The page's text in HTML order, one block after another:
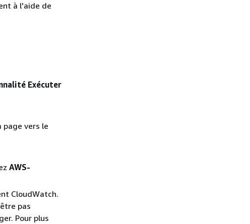
à l'aide de
Exécuter
page vers le
AWS-
CloudWatch.
pas
Pour plus